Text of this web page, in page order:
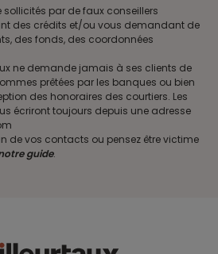
sollicités par de faux conseillers
des crédits et/ou vous demandant de
des fonds, des coordonnées
ne demande jamais à ses clients de
prêtées par les banques ou bien
des honoraires des courtiers. Les
écriront toujours depuis une adresse
de vos contacts ou pensez être victime
guide.